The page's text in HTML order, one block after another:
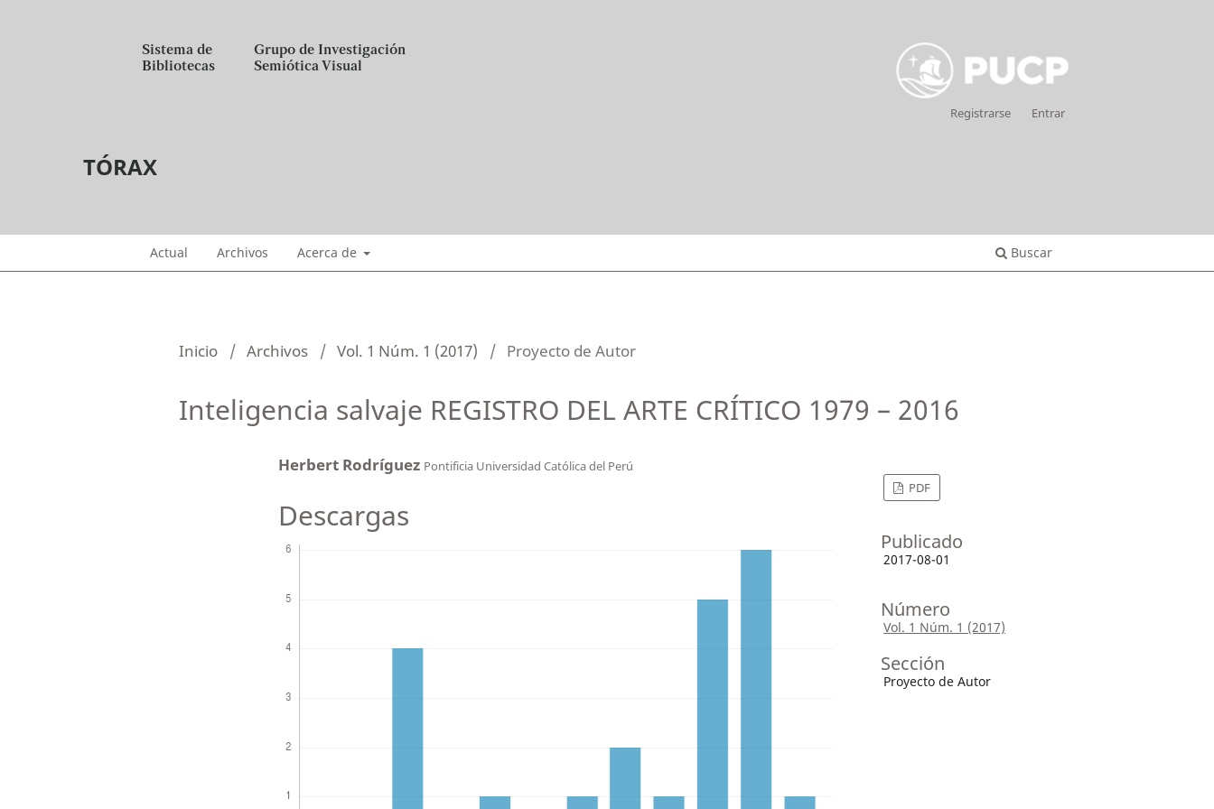
Sistema de
Bibliotecas
Grupo de Investigación
Semiótica Visual
TÓRAX
Actual Archivos Acerca de Buscar
Registrarse Entrar
Inicio / Archivos / Vol. 1 Núm. 1 (2017) / Proyecto de Autor
Inteligencia salvaje REGISTRO DEL ARTE CRÍTICO 1979 – 2016
Herbert Rodríguez Pontificia Universidad Católica del Perú
Descargas
PDF
Publicado
2017-08-01
Número
Vol. 1 Núm. 1 (2017)
Sección
Proyecto de Autor